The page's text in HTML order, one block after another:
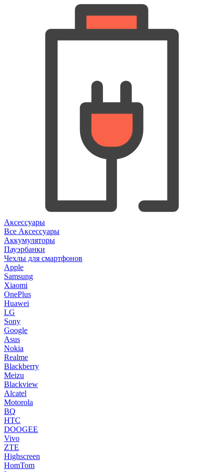
Аксессуары
Все Аксессуары
Аккумуляторы
Пауэрбанки
Чехлы для смартфонов
Apple
Samsung
Xiaomi
OnePlus
Huawei
LG
Sony
Google
Asus
Nokia
Realme
Blackberry
Meizu
Blackview
Alcatel
Motorola
BQ
HTC
DOOGEE
Vivo
ZTE
Highscreen
HomTom